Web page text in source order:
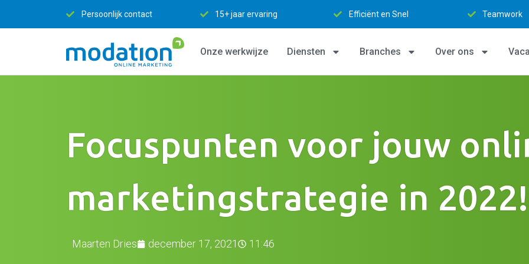
15+ jaar ervaring Efficiënt en Snel Teamwork Persoonlijk
Onze werkwijze Diensten Branches Over ons
Focuspunten voor jouw
marketingstrategie in 2022!
Maarten Dries december 17, 2021 11:46